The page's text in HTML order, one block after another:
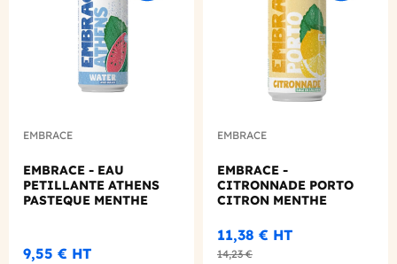
EMBRACE
EMBRACE - EAU
PETILLANTE ATHENS
PASTEQUE MENTHE
9,55 € HT
EMBRACE
EMBRACE -
CITRONNADE PORTO
CITRON MENTHE
11,38 € HT
14,23 €